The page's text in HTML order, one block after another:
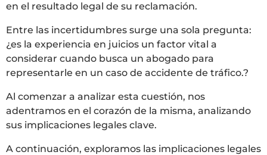
en el resultado legal de su reclamación.
Entre las incertidumbres surge una sola pregunta:
¿es la experiencia en juicios un factor vital a
considerar cuando busca un abogado para
representarle en un caso de accidente de tráfico.?
Al comenzar a analizar esta cuestión, nos
adentramos en el corazón de la misma, analizando
sus implicaciones legales clave.
A continuación, exploramos las implicaciones legales